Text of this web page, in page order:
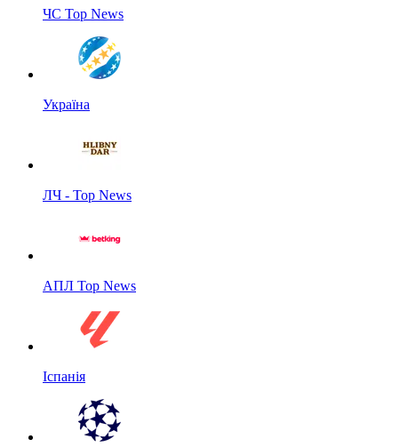
ЧС Top News
Україна
ЛЧ - Top News
АПЛ Top News
Іспанія